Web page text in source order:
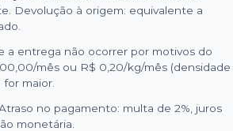
Devolução à origem: equivalente a
a entrega não ocorrer por motivos do
mês ou R$ 0,20/kg/mês (densidade
maior.
no pagamento: multa de 2%, juros
monetária.